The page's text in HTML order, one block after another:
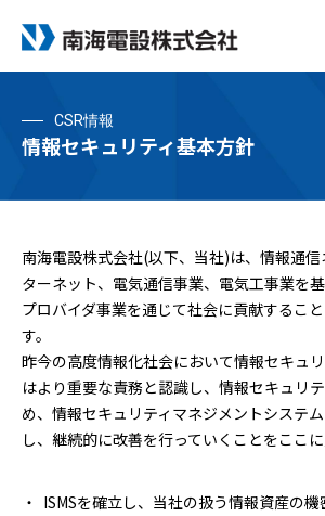
CSR情報
情報セキュリティ基本方針
南海電設株式会社(以下、当社)は、情報通
ターネット、電気通信事業、電気工事業を
プロバイダ事業を通じて社会に貢献するこ
す。
昨今の高度情報化社会において情報セキュ
はより重要な責務と認識し、情報セキュリ
め、情報セキュリティマネジメントシステ
し、継続的に改善を行っていくことをここに
ISMSを確立し、当社の扱う情報資産の